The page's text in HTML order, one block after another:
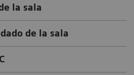
la sala
de la sala